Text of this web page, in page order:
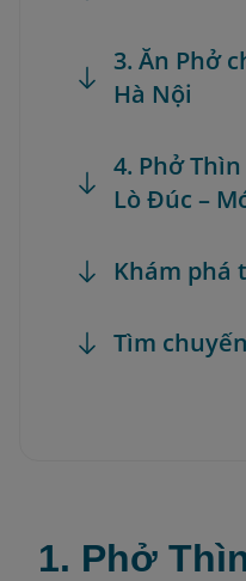
3. Ăn Phở
Hà Nội
4. Phở
Lò Đúc –
Khám phá
Tìm
1. Phở